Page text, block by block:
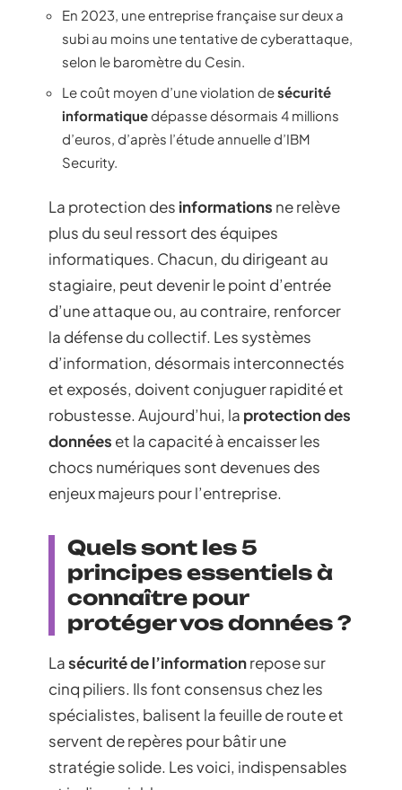
En 2023, une entreprise française sur deux a
subi au moins une tentative de cyberattaque,
selon le baromètre du Cesin.
Le coût moyen d’une violation desécurité
informatiquedépasse désormais 4 millions
d’euros, d’après l’étude annuelle d’IBM
Security.
La protection des informations ne relève
plus du seul ressort des équipes
informatiques. Chacun, du dirigeant au
stagiaire, peut devenir le point d’entrée
d’une attaque ou, au contraire, renforcer
la défense du collectif. Les systèmes
d’information, désormais interconnectés
et exposés, doivent conjuguer rapidité et
robustesse. Aujourd’hui, la protection des
données et la capacité à encaisser les
chocs numériques sont devenues des
enjeux majeurs pour l’entreprise.
Quels sont les 5
principes essentiels à
connaître pour
protéger vos données ?
Lasécurité de l’informationrepose sur
cinq piliers. Ils font consensus chez les
spécialistes, balisent la feuille de route et
servent de repères pour bâtir une
stratégie solide. Les voici, indispensables